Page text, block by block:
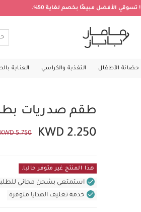
الأفضل مبيعًا بخصم لغاية 50%.
حضانة الأطفال التغذية والكراسي العناية
طقم صدريات بطبعة
KWD 2.250
KWD 5.750
هذا المنتج غير متوفر حاليا.
استمتعي بشحن مجاني للطلبات
خدمة تغليف الهدايا متوفرة